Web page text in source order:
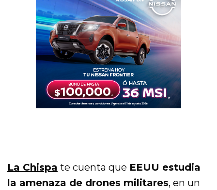
La Chispa te cuenta que EEUU estudia
la amenaza de drones militares, en un